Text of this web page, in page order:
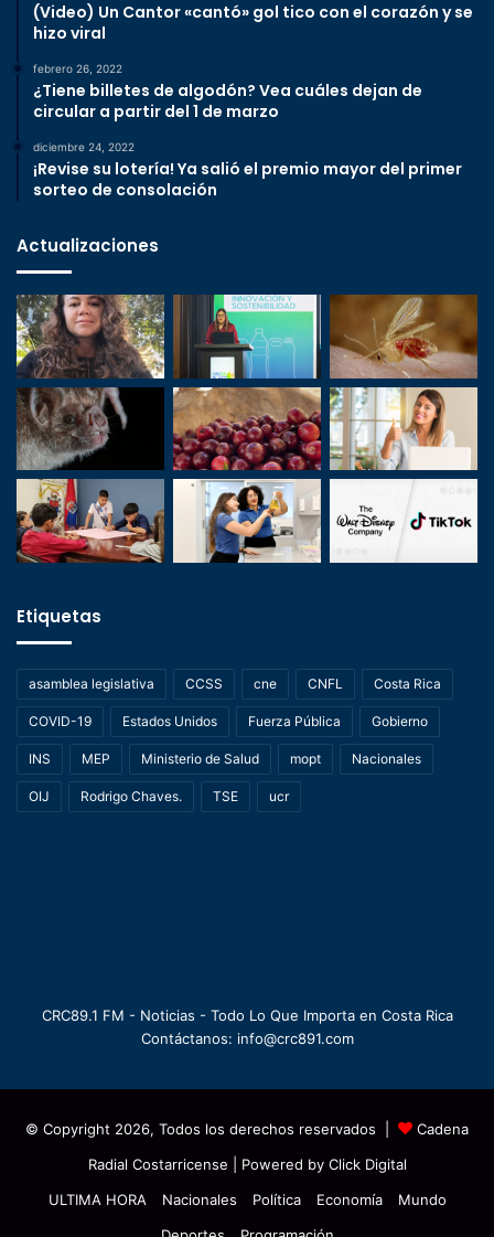
(Video) Un Cantor «cantó» gol tico con el corazón y se
hizo viral
febrero 26, 2022
¿Tiene billetes de algodón? Vea cuáles dejan de
circular a partir del 1 de marzo
diciembre 24, 2022
¡Revise su lotería! Ya salió el premio mayor del primer
sorteo de consolación
Actualizaciones
Etiquetas
asamblea legislativa CCSS cne CNFL Costa Rica
COVID-19 Estados Unidos Fuerza Pública Gobierno
INS MEP Ministerio de Salud mopt Nacionales
OIJ Rodrigo Chaves. TSE ucr
CRC89.1 FM - Noticias - Todo Lo Que Importa en Costa Rica
Contáctanos: info@crc891.com
© Copyright 2026, Todos los derechos reservados |
Cadena
Radial Costarricense | Powered by Click Digital
ULTIMA HORA
Nacionales Política Economía
Mundo